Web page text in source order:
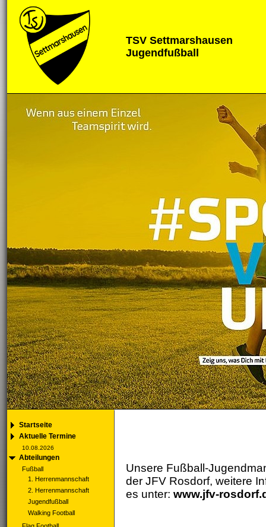
TSV Settmarshausen
Jugendfußball
Startseite
Aktuelle Termine
10.08.2026
Abteilungen
Fußball
1. Herrenmannschaft
2. Herrenmannschaft
Jugendfußball
Walking Football
Unsere Fußball-
der JFV Rosdorf, weitere
es unter: www.jfv-